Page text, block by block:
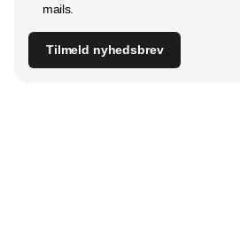
mails.
Tilmeld nyhedsbrev